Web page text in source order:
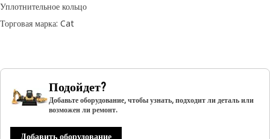
Уплотнительное кольцо
Торговая марка: Cat
Подойдет?
Добавьте оборудование, чтобы узнать, подходит ли деталь или
возможен ли ремонт.
Добавить оборудование